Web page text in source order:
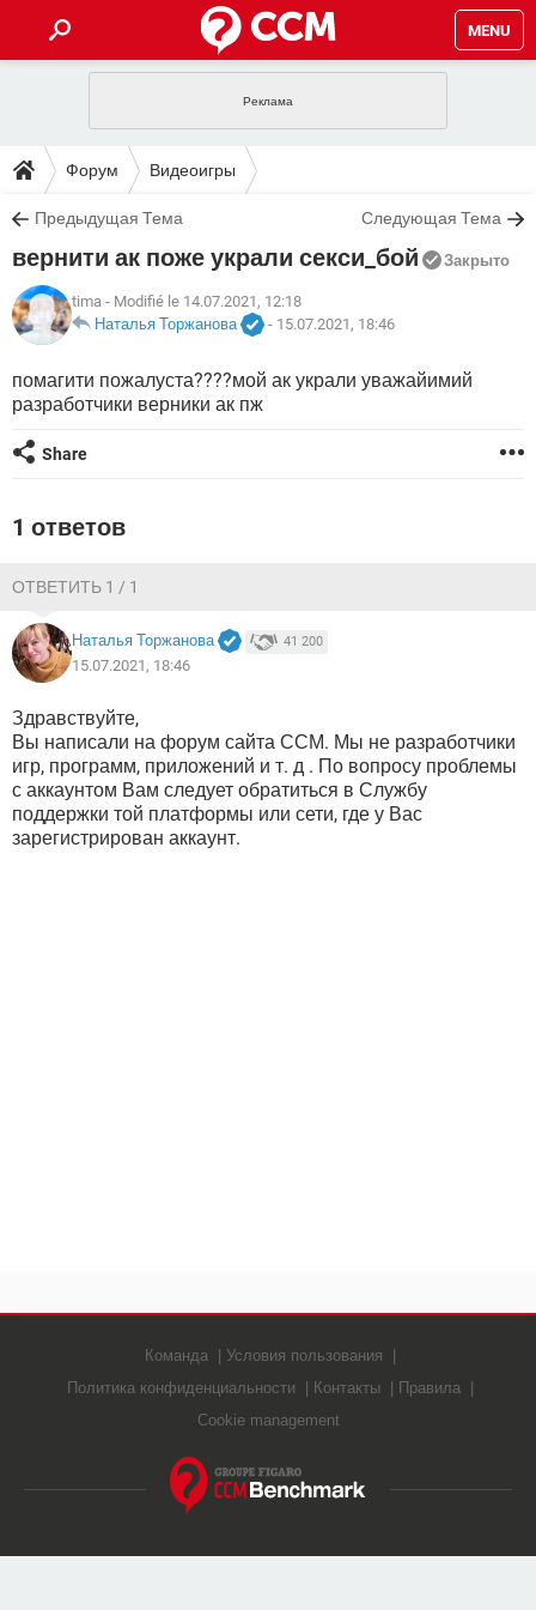
MENU
INSTAGRAM
ИГРЫ WINDOWS 10
ВКОНТАКТЕ ВИДЕО
GOOGLE YANDEX
ПОЛЕЗНЫЕ СОВЕТЫ
TIKTOK
WINDOWS 10 ВКОНТАКТЕ
YANDEX
ЗАГРУЗКИ
TIKTOK TELEGRAM
WHATSAPP INSTAGRAM
FACEBOOK
WINDOWS 10 ВКОНТАКТЕ
YANDEX
ФОРУМ
TIKTOK TELEGRAM
FACEBOOK
WINDOWS 10
YANDEX
ЭНЦИКЛОПЕДИЯ
TIKTOK TELEGRAM
FACEBOOK
YANDEX
Форум Видеоигры
Предыдущая Тема Следующая Тема
вернити ак поже украли секси_бой Закрыто
tima - Modifié le 14.07.2021, 12:18
Наталья Торжанова
- 15.07.2021, 18:46
помагити пожалуста????мой ак украли уважайимий
разработчики верники ак пж
Share
1 ответов
ОТВЕТИТЬ 1 / 1
Наталья Торжанова 41 200
15.07.2021, 18:46
Здравствуйте,
Вы написали на форум сайта ССМ. Мы не разработчики
игр, программ, приложений и т. д . По вопросу проблемы
с аккаунтом Вам следует обратиться в Службу
поддержки той платформы или сети, где у Вас
зарегистрирован аккаунт.
Команда
Условия пользования
Политика конфиденциальности
Контакты
Правила
Cookie management